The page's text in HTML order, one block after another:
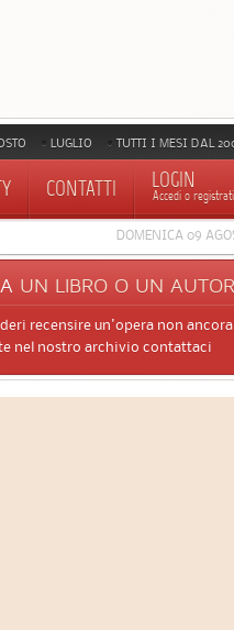
LUGLIO TUTTI I MESI DAL
CONTATTI LOGIN
Accedi o registrati
DOMENICA 09
UN LIBRO O UN
recensire un'opera non ancora
nel nostro archivio contattaci